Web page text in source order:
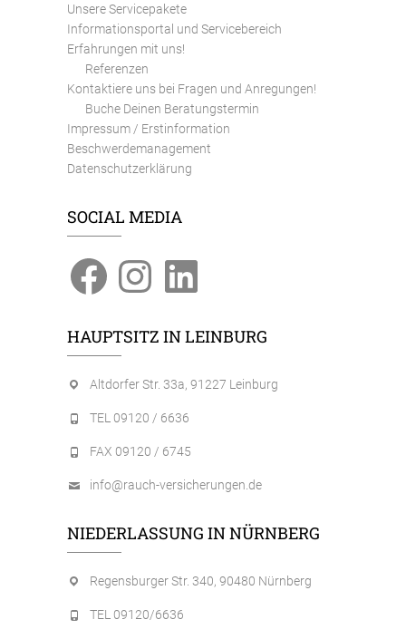
Unsere Servicepakete
Informationsportal und Servicebereich
Erfahrungen mit uns!
Referenzen
Kontaktiere uns bei Fragen und Anregungen!
Buche Deinen Beratungstermin
Impressum / Erstinformation
Beschwerdemanagement
Datenschutzerklärung
SOCIAL MEDIA
FacebookInstagramLinkedIn
HAUPTSITZ IN LEINBURG
Altdorfer Str. 33a, 91227 Leinburg
TEL 09120 / 6636
FAX 09120 / 6745
info@rauch-versicherungen.de
NIEDERLASSUNG IN NÜRNBERG
Regensburger Str. 340, 90480 Nürnberg
TEL 09120/6636